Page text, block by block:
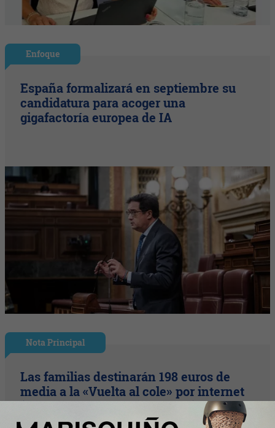
Enfoque
España formalizará en septiembre su
candidatura para acoger una
gigafactoría europea de IA
Nota Principal
Las familias destinarán 198 euros de
media a la «Vuelta al cole» por internet
(un 9% más que el año pasado)